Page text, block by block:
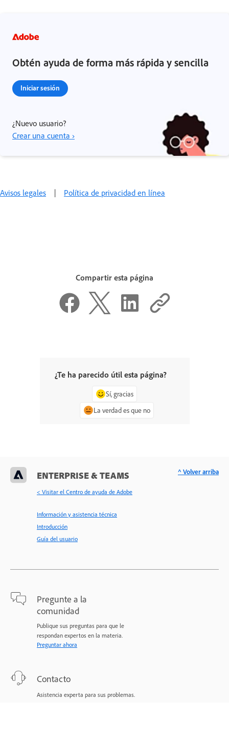
Obtén ayuda de forma más rápida y sencilla
Iniciar sesión
¿Nuevo usuario?
Crear una cuenta ›
Avisos legales | Política de privacidad en línea
Compartir esta página
¿Te ha parecido útil esta página?
Sí, gracias
La verdad es que no
ENTERPRISE & TEAMS
< Visitar el Centro de ayuda de Adobe
Información y asistencia técnica
Introducción
Guía del usuario
Pregunte a la
comunidad
Publique sus preguntas para que le
respondan expertos en la materia.
Preguntar ahora
Contacto
Asistencia experta para sus problemas.
^ Volver arriba